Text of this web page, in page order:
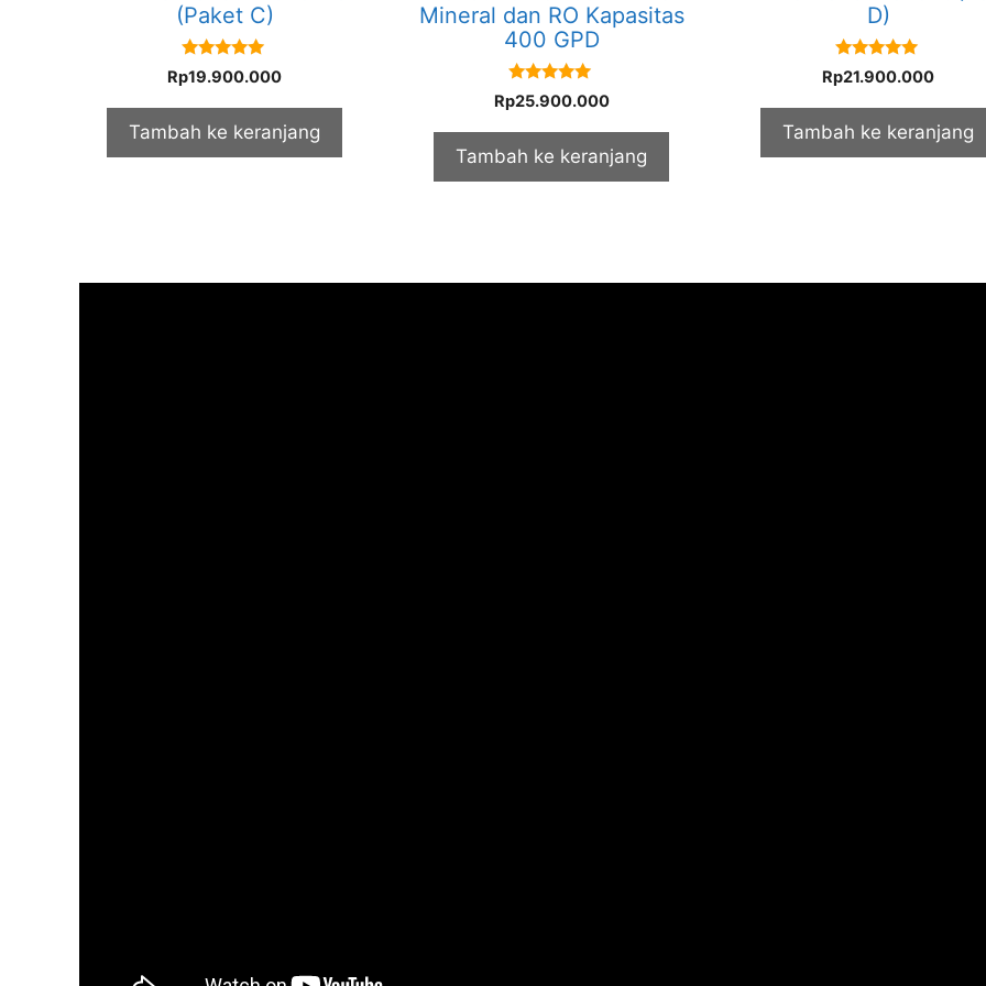
(Paket C)
5.00
out of 5
Rp19.900.000
Tambah ke keranjang
Mineral dan RO Kapasitas
400 GPD
5.00
out of 5
Rp25.900.000
Tambah ke keranjang
D)
5.00
out of 5
Rp21.900.000
Tambah ke keranjang